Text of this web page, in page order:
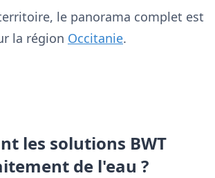
le panorama complet est
la région Occitanie.
les solutions BWT
de l'eau ?